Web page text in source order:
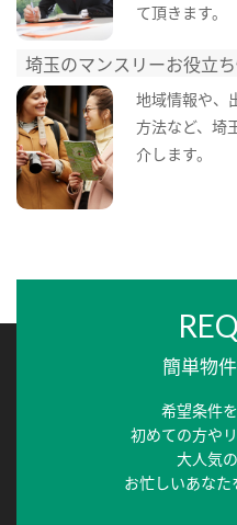
て頂きます。
埼玉のマンスリーお役立
地域情報や、
方法など、埼
介します。
簡単物
希望条件
初めての方や
大人気
お忙しいあなた